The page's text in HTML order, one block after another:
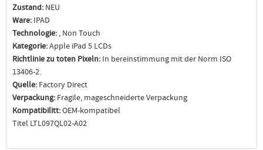
Zustand: NEU
Ware: IPAD
Technologie: , Non Touch
Kategorie:Apple iPad 5 LCDs
Richtlinie zu toten Pixeln: In bereinstimmung mit der Norm ISO
13406-2.
Quelle: Factory Direct
Verpackung: Fragile, mageschneiderte Verpackung
Kompatibilitt:OEM-kompatibel
Titel LTL097QL02-A02